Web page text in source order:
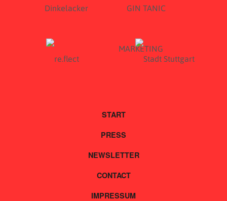
START
PRESS
NEWSLETTER
CONTACT
IMPRESSUM